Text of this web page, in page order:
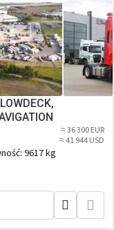
≈ 36 300 EUR
≈ 41 944 USD
9617 kg